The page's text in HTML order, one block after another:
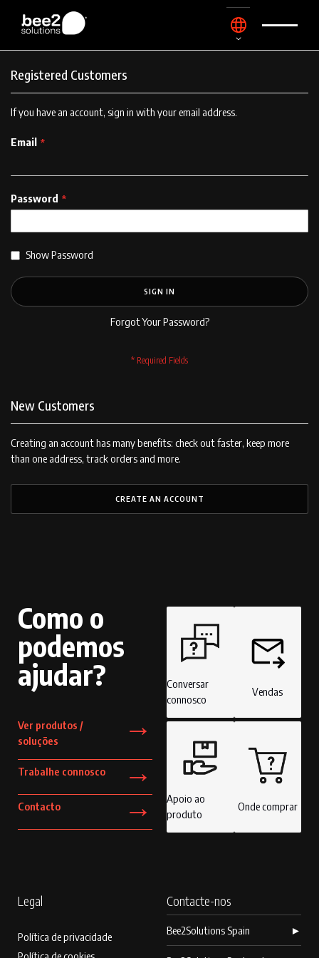
Content
Language
Registered Customers
If you have an account, sign in with your email address.
Email
Password
Show Password
SIGN IN
Forgot Your Password?
New Customers
Creating an account has many benefits: check out faster, keep more
than one address, track orders and more.
CREATE AN ACCOUNT
Como o
podemos
ajudar?
Ver produtos /
soluções
→
Trabalhe connosco →
Contacto →
Conversar
connosco
Vendas
Apoio ao
produto
Onde comprar
Legal
Política de privacidade
Contacte-nos
Bee2Solutions Spain ►